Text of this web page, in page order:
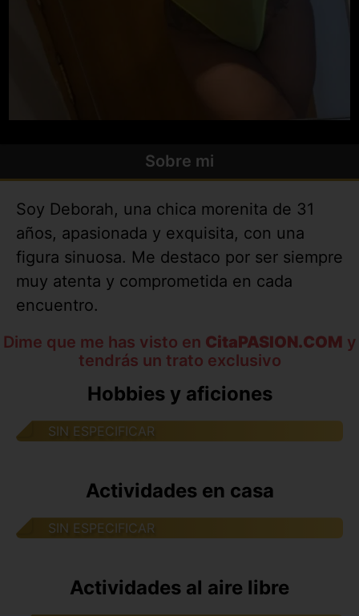
Sobre mi
Soy Deborah, una chica morenita de 31
años, apasionada y exquisita, con una
figura sinuosa. Me destaco por ser siempre
muy atenta y comprometida en cada
encuentro.
Dime que me has visto en CitaPASION.COM y
tendrás un trato exclusivo
Hobbies y aficiones
SIN ESPECIFICAR
Actividades en casa
SIN ESPECIFICAR
Actividades al aire libre